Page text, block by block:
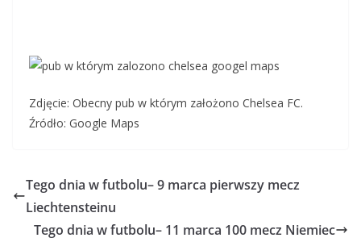
Zdjęcie: Obecny pub w którym założono Chelsea FC.
Źródło: Google Maps
Tego dnia w futbolu– 9 marca pierwszy mecz
Liechtensteinu
Tego dnia w futbolu– 11 marca 100 mecz Niemiec